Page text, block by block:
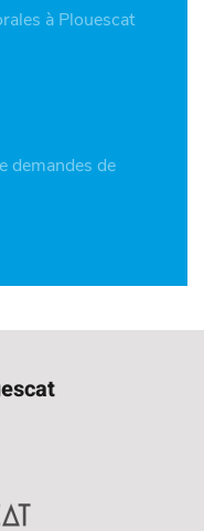
à Plouescat
demandes de